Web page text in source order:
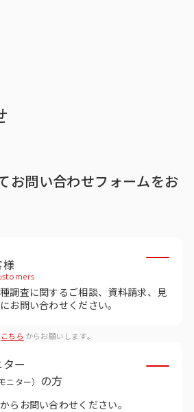
ーチ
お問い合わせフォームをお
様
調査に関するご相談、資料請求、見
お問い合わせください。
こちら からお願いします。
ー
ニター） の方
らお問い合わせください。